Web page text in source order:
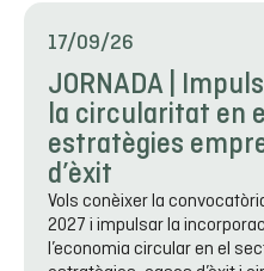
17/09/26
JORNADA |
la circularitat en
estratègies
d’èxit
Vols conèixer la
2027 i impulsar la
l’economia circular en el